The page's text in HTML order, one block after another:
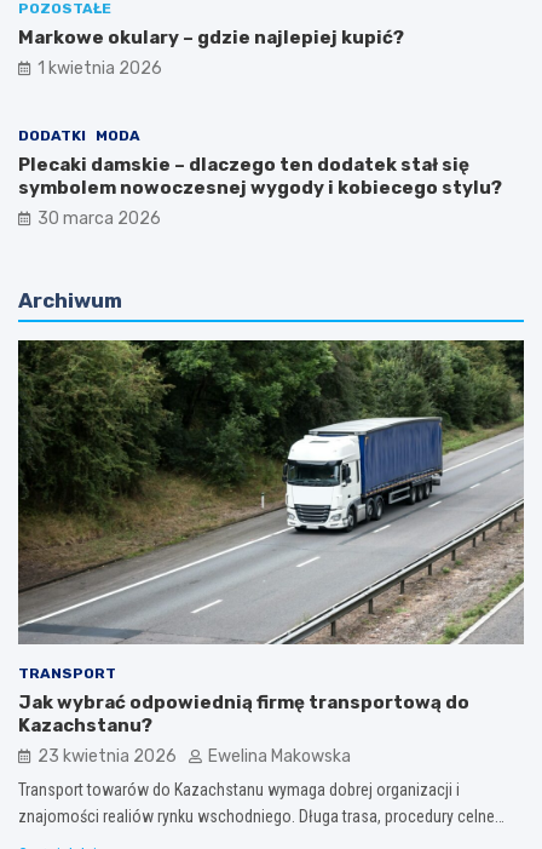
POZOSTAŁE
Markowe okulary – gdzie najlepiej kupić?
1 kwietnia 2026
DODATKI MODA
Plecaki damskie – dlaczego ten dodatek stał się
symbolem nowoczesnej wygody i kobiecego stylu?
30 marca 2026
Archiwum
TRANSPORT
Jak wybrać odpowiednią firmę transportową do
Kazachstanu?
23 kwietnia 2026 Ewelina Makowska
Transport towarów do Kazachstanu wymaga dobrej organizacji i
znajomości realiów rynku wschodniego. Długa trasa, procedury celne…